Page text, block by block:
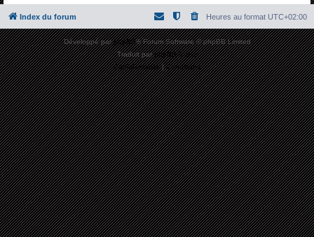
e
r
Index du forum Heures au format UTC+02:00
Développé parphpBB® Forum Software © phpBB Limited
Traduit parphpBB-fr.com
Confidentialité|Conditions